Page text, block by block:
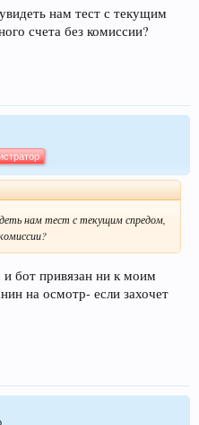
нам тест с текущим
счета без комиссии?
нам тест с текущим спредом,
бот привязан ни к моим
на осмотр- если захочет